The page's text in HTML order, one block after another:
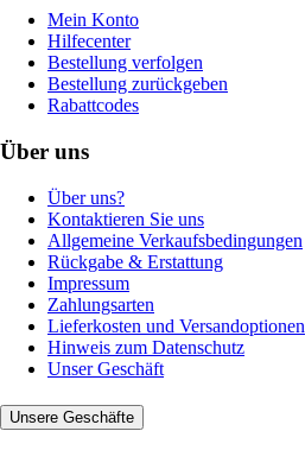
Mein Konto
Hilfecenter
Bestellung verfolgen
Bestellung zurückgeben
Rabattcodes
Über uns
Über uns?
Kontaktieren Sie uns
Allgemeine Verkaufsbedingungen
Rückgabe & Erstattung
Impressum
Zahlungsarten
Lieferkosten und Versandoptionen
Hinweis zum Datenschutz
Unser Geschäft
Unsere Geschäfte